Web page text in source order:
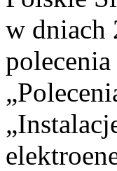
w dniach